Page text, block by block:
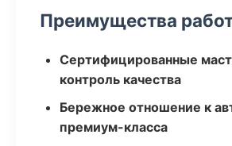
Преимущества
Сертифицированные
контроль качества
Бережное отношение к
премиум-класса